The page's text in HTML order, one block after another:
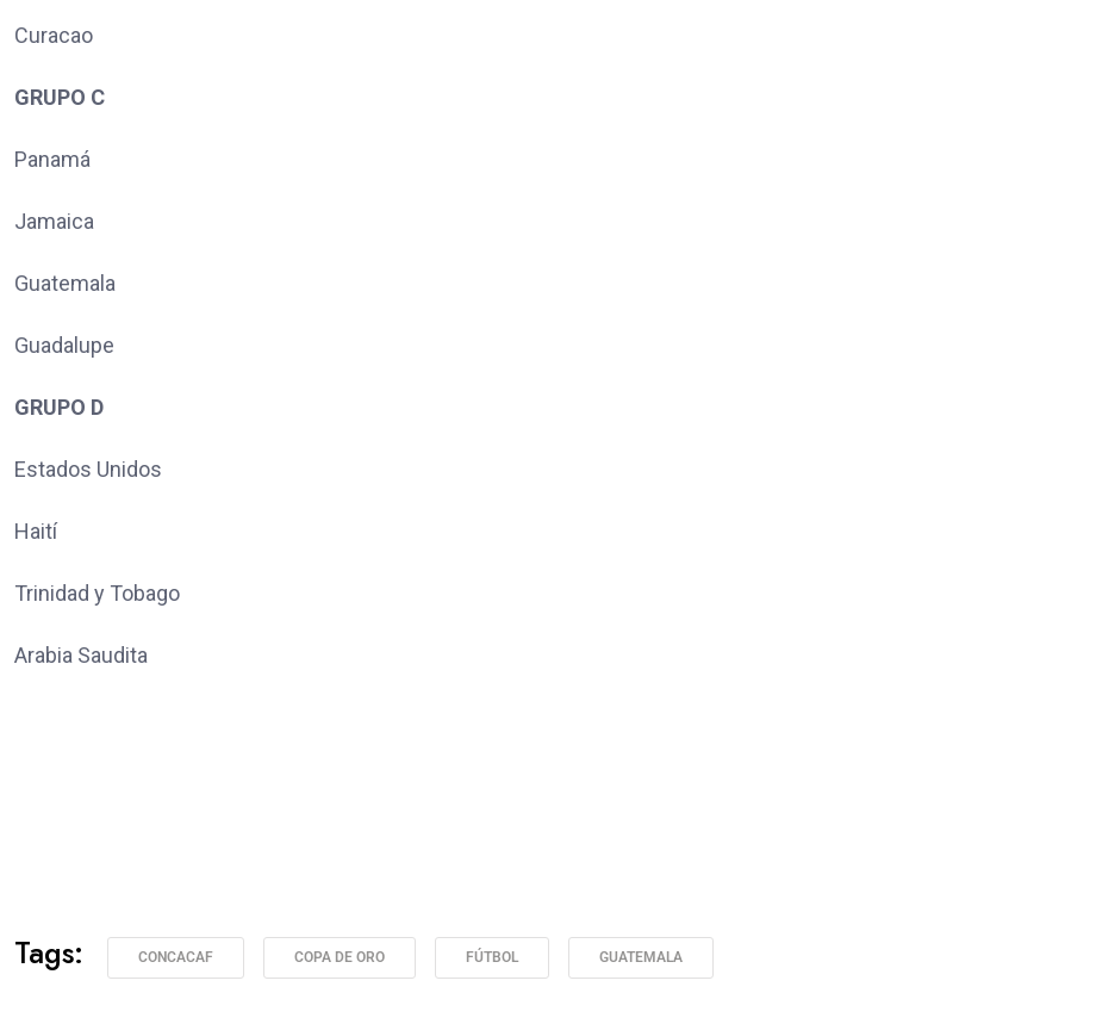
Curacao
GRUPO C
Panamá
Jamaica
Guatemala
Guadalupe
GRUPO D
Estados Unidos
Haití
Trinidad y Tobago
Arabia Saudita
Tags: CONCACAF COPA DE ORO FÚTBOL GUATEMALA